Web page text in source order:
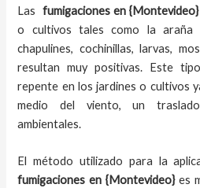
Las fumigaciones en{Montevideo}
o cultivos tales como la araña
chapulines, cochinillas, larvas,
resultan muy positivas. Este
repente en los jardines o cultivos
medio del viento, un
ambientales.
El método utilizado para la
fumigaciones en {Montevideo}es